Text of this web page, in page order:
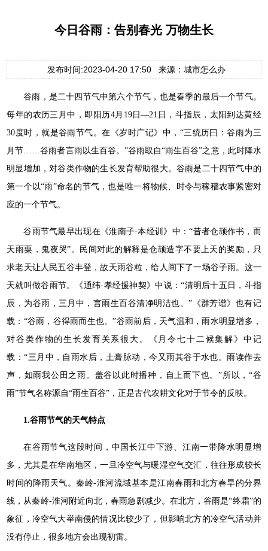
今日谷雨：告别春光 万物生长
发布时间:2023-04-20 17:50 来源：城市怎么办
谷雨，是二十四节气中第六个节气，也是春季的最后一个节气。
每年的农历三月中，即阳历4月19日—21日，斗指辰，太阳到达黄经
30度时，就是谷雨节气。在《岁时广记》中，“三统历曰：谷雨为三
月节……谷雨者言雨以生百谷。”谷雨取自“雨生百谷”之意，此时降水
明显增加，对谷类作物的生长发育帮助很大。谷雨是二十四节气中的
第一个以“雨”命名的节气，也是唯一将物候、时令与稼穑农事紧密对
应的一个节气。
谷雨节气最早出现在《淮南子·本经训》中：“昔者仓颉作书，而
天雨粟，鬼夜哭”。民间对此的解释是仓颉造字不要上天的奖励，只
求老天让人民五谷丰登，故天雨谷粒，给人间下了一场谷子雨。这一
天就叫做谷雨节。《通纬·孝经援神契》中说：“清明后十五日，斗指
辰，为谷雨，三月中，言雨生百谷清净明洁也。”《群芳谱》也有记
载：“谷雨，谷得雨而生也。”谷雨前后，天气温和，雨水明显增多，
对谷类作物的生长发育关系很大。《月令七十二候集解》中记
载：“三月中，自雨水后，土膏脉动，今又雨其谷于水也。雨读作去
声，如雨我公田之雨。盖谷以此时播种，自上而下也。”所以，“谷
雨”节气名称源自“雨生百谷”，正是古代农耕文化对于节令的反映。
1.谷雨节气的天气特点
在谷雨节气这段时间，中国长江中下游、江南一带降水明显增
多，尤其是在华南地区，一旦冷空气与暖湿空气交汇，往往形成较长
时间的降雨天气。秦岭-淮河流域基本是江南春雨和北方春旱的分界
线，从秦岭-淮河附近向北，春雨急剧减少。在北方，谷雨是“终霜”的
象征，冷空气大举南侵的情况比较少了，但影响北方的冷空气活动并
没有停止，很多地方会出现初雷。